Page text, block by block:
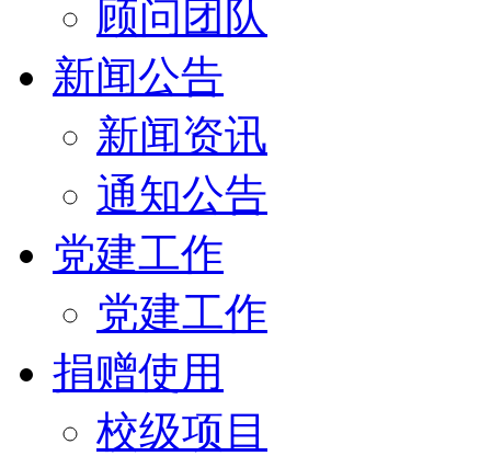
顾问团队
新闻公告
新闻资讯
通知公告
党建工作
党建工作
捐赠使用
校级项目